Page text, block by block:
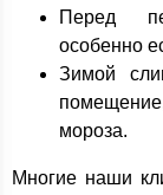
Перед
особенно
Зимой
мороза.
Многие наши